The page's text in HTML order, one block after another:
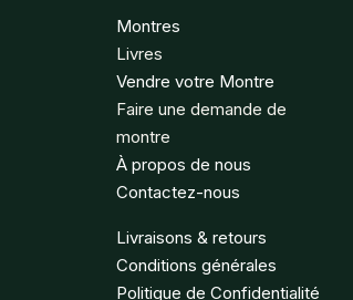
Montres
Livres
Vendre votre Montre
Faire une demande de
montre
À propos de nous
Contactez-nous
Livraisons & retours
Conditions générales
Politique de Confidentialité